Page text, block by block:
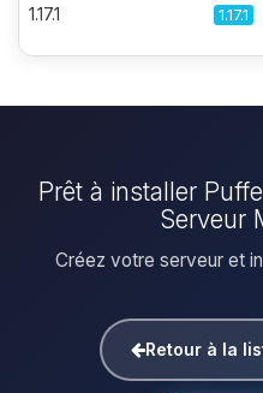
1.17.1 1.17.1
Prêt à installer
Serveur
Créez votre serveur et
Retour à la